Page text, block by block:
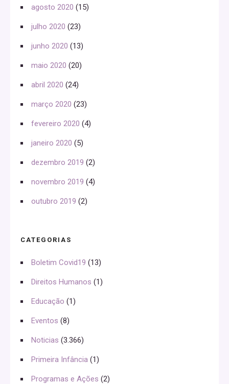
agosto 2020 (15)
julho 2020 (23)
junho 2020 (13)
maio 2020 (20)
abril 2020 (24)
março 2020 (23)
fevereiro 2020 (4)
janeiro 2020 (5)
dezembro 2019 (2)
novembro 2019 (4)
outubro 2019 (2)
CATEGORIAS
Boletim Covid19 (13)
Direitos Humanos (1)
Educação (1)
Eventos (8)
Noticias (3.366)
Primeira Infância (1)
Programas e Ações (2)